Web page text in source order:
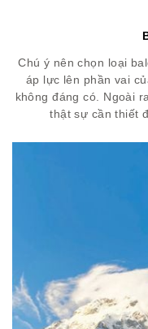
Chú ý nên chọn loại
áp lực lên phần vai
không đáng có. Ngoài
thật sự cần thiết